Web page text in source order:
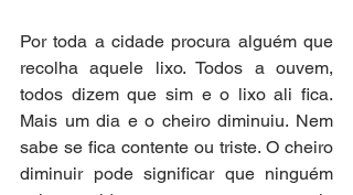
Por toda a cidade procura alguém que
recolha aquele lixo. Todos a ouvem,
todos dizem que sim e o lixo ali fica.
Mais um dia e o cheiro diminuiu. Nem
sabe se fica contente ou triste. O cheiro
diminuir pode significar que ninguém